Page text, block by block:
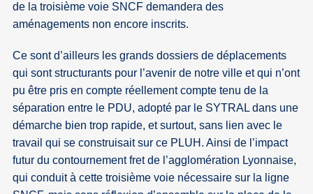
de la troisième voie SNCF demandera des
aménagements non encore inscrits.
Ce sont d’ailleurs les grands dossiers de déplacements
qui sont structurants pour l’avenir de notre ville et qui n’ont
pu être pris en compte réellement compte tenu de la
séparation entre le PDU, adopté par le SYTRAL dans une
démarche bien trop rapide, et surtout, sans lien avec le
travail qui se construisait sur ce PLUH. Ainsi de l’impact
futur du contournement fret de l’agglomération Lyonnaise,
qui conduit à cette troisième voie nécessaire sur la ligne